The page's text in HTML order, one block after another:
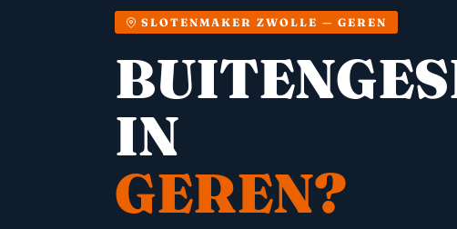
SLOTENMAKER ZWOLLE — GEREN
IN
GEREN?